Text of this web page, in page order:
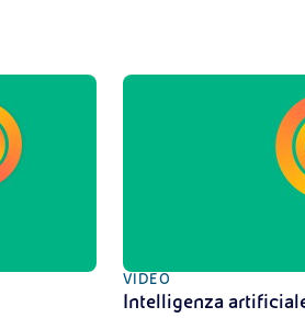
VIDEO
Intelligenza